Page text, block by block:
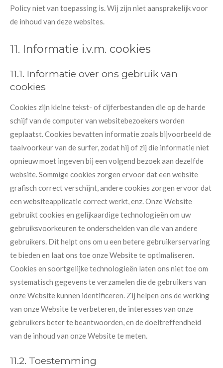
Policy niet van toepassing is. Wij zijn niet aansprakelijk voor
de inhoud van deze websites.
11. Informatie i.v.m. cookies
11.1. Informatie over ons gebruik van
cookies
Cookies zijn kleine tekst- of cijferbestanden die op de harde
schijf van de computer van websitebezoekers worden
geplaatst. Cookies bevatten informatie zoals bijvoorbeeld de
taalvoorkeur van de surfer, zodat hij of zij die informatie niet
opnieuw moet ingeven bij een volgend bezoek aan dezelfde
website. Sommige cookies zorgen ervoor dat een website
grafisch correct verschijnt, andere cookies zorgen ervoor dat
een websiteapplicatie correct werkt, enz. Onze Website
gebruikt cookies en gelijkaardige technologieën om uw
gebruiksvoorkeuren te onderscheiden van die van andere
gebruikers. Dit helpt ons om u een betere gebruikerservaring
te bieden en laat ons toe onze Website te optimaliseren.
Cookies en soortgelijke technologieën laten ons niet toe om
systematisch gegevens te verzamelen die de gebruikers van
onze Website kunnen identificeren. Zij helpen ons de werking
van onze Website te verbeteren, de interesses van onze
gebruikers beter te beantwoorden, en de doeltreffendheid
van de inhoud van onze Website te meten.
11.2. Toestemming